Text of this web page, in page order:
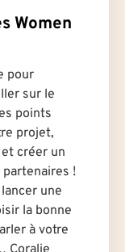
Women
pour
sur le
points
projet,
créer un
!
une
la bonne
à votre